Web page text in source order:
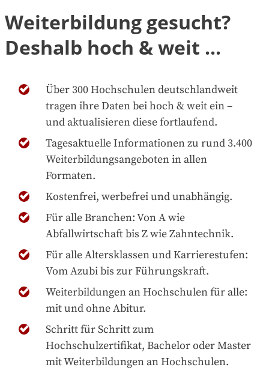
Weiterbildung gesucht?
Deshalb hoch & weit ...
Über 300 Hochschulen deutschlandweit
tragen ihre Daten bei hoch & weit ein –
und aktualisieren diese fortlaufend.
Tagesaktuelle Informationen zu rund 3.400
Weiterbildungsangeboten in allen
Formaten.
Kostenfrei, werbefrei und unabhängig.
Für alle Branchen: Von A wie
Abfallwirtschaft bis Z wie Zahntechnik.
Für alle Altersklassen und Karrierestufen:
Vom Azubi bis zur Führungskraft.
Weiterbildungen an Hochschulen für alle:
mit und ohne Abitur.
Schritt für Schritt zum
Hochschulzertifikat, Bachelor oder Master
mit Weiterbildungen an Hochschulen.